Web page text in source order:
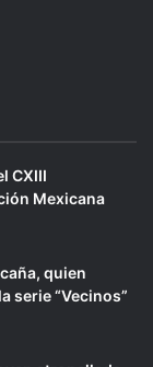
CXIII
Mexicana
quien
serie “Vecinos”